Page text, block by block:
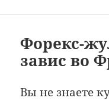
Форекс-
завис во
Вы не знаете